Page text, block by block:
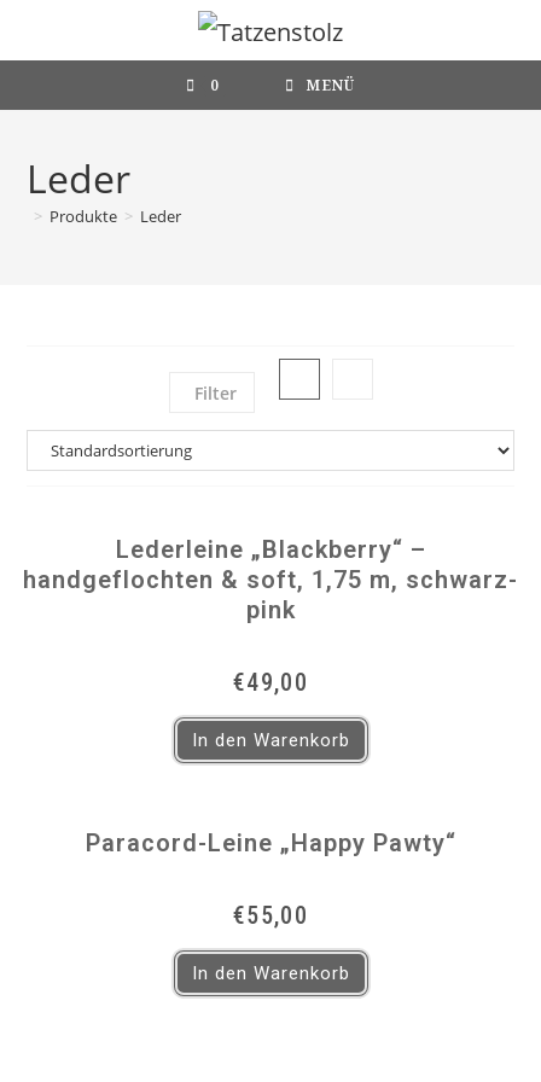
0 MENÜ
Leder
> Produkte > Leder
Filter
Lederleine „Blackberry“ –
handgeflochten & soft, 1,75 m, schwarz-
pink
€49,00
In den Warenkorb
Paracord-Leine „Happy Pawty“
€55,00
In den Warenkorb